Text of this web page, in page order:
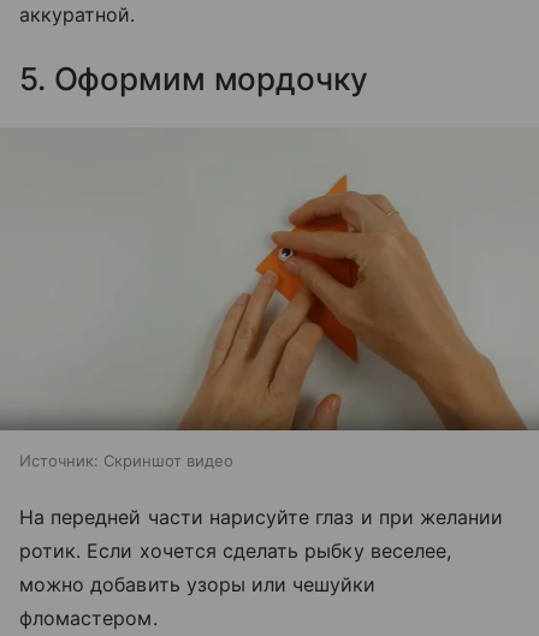
аккуратной.
5. Оформим мордочку
Источник: Скриншот видео
На передней части нарисуйте глаз и при желании
ротик. Если хочется сделать рыбку веселее,
можно добавить узоры или чешуйки
фломастером.